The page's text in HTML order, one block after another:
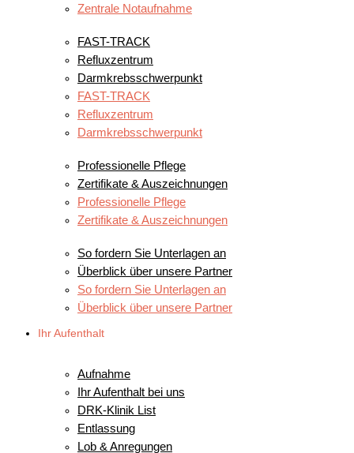
Zentrale Notaufnahme
FAST-TRACK
Refluxzentrum
Darmkrebsschwerpunkt
FAST-TRACK
Refluxzentrum
Darmkrebsschwerpunkt
Professionelle Pflege
Zertifikate & Auszeichnungen
Professionelle Pflege
Zertifikate & Auszeichnungen
So fordern Sie Unterlagen an
Überblick über unsere Partner
So fordern Sie Unterlagen an
Überblick über unsere Partner
Ihr Aufenthalt
Aufnahme
Ihr Aufenthalt bei uns
DRK-Klinik List
Entlassung
Lob & Anregungen